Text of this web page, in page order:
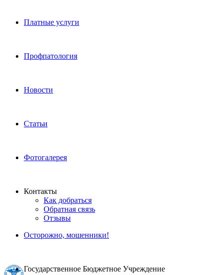
Платные услуги
Профпатология
Новости
Статьи
Фотогалерея
Контакты
Как добраться
Обратная связь
Отзывы
Осторожно, мошенники!
Государственное Бюджетное Учреждение